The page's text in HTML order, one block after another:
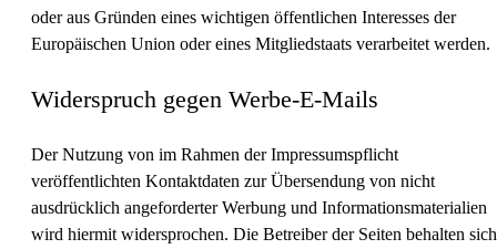
oder aus Gründen eines wichtigen öffentlichen Interesses der
Europäischen Union oder eines Mitgliedstaats verarbeitet werden.
Widerspruch gegen Werbe-E-Mails
Der Nutzung von im Rahmen der Impressumspflicht
veröffentlichten Kontaktdaten zur Übersendung von nicht
ausdrücklich angeforderter Werbung und Informationsmaterialien
wird hiermit widersprochen. Die Betreiber der Seiten behalten sich